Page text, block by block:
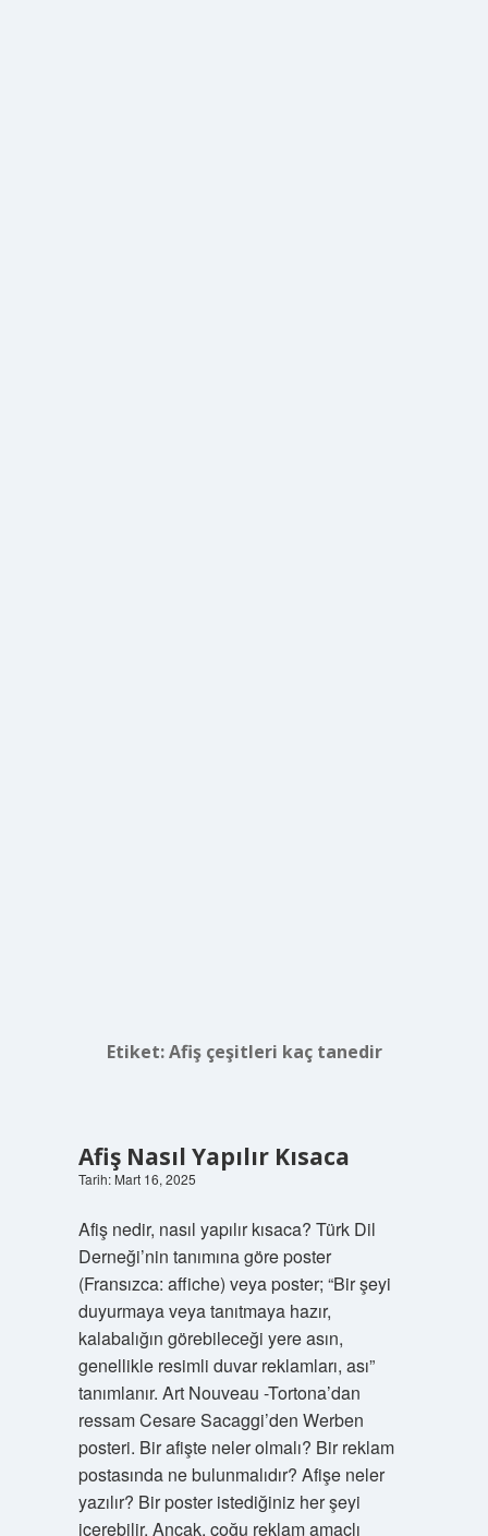
Etiket:Afiş çeşitleri kaç tanedir
Afiş Nasıl Yapılır Kısaca
Tarih: Mart 16, 2025
Afiş nedir, nasıl yapılır kısaca? Türk Dil
Derneği’nin tanımına göre poster
(Fransızca: affiche) veya poster; “Bir şeyi
duyurmaya veya tanıtmaya hazır,
kalabalığın görebileceği yere asın,
genellikle resimli duvar reklamları, ası”
tanımlanır. Art Nouveau -Tortona’dan
ressam Cesare Sacaggi’den Werben
posteri. Bir afişte neler olmalı? Bir reklam
postasında ne bulunmalıdır? Afişe neler
yazılır? Bir poster istediğiniz her şeyi
içerebilir. Ancak, çoğu reklam amaçlı